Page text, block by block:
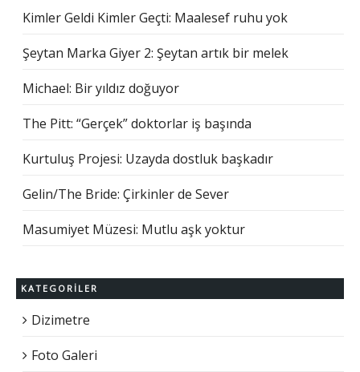
Kimler Geldi Kimler Geçti: Maalesef ruhu yok
Şeytan Marka Giyer 2: Şeytan artık bir melek
Michael: Bir yıldız doğuyor
The Pitt: “Gerçek” doktorlar iş başında
Kurtuluş Projesi: Uzayda dostluk başkadır
Gelin/The Bride: Çirkinler de Sever
Masumiyet Müzesi: Mutlu aşk yoktur
KATEGORILER
Dizimetre
Foto Galeri